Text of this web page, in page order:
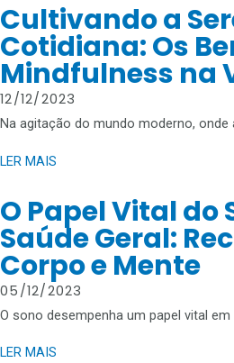
Cultivando a
Cotidiana: Os
Mindfulness na
12/12/2023
Na agitação do mundo moderno,
LER MAIS
O Papel Vital do
Saúde Geral:
Corpo e Mente
05/12/2023
O sono desempenha um papel vital
LER MAIS